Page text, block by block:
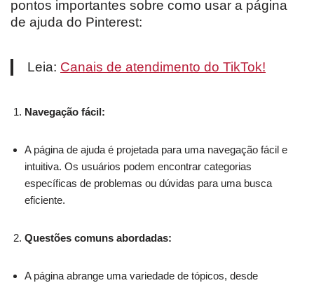
pontos importantes sobre como usar a página
de ajuda do Pinterest:
Leia: Canais de atendimento do TikTok!
Navegação fácil:
A página de ajuda é projetada para uma navegação fácil e
intuitiva. Os usuários podem encontrar categorias
específicas de problemas ou dúvidas para uma busca
eficiente.
Questões comuns abordadas:
A página abrange uma variedade de tópicos, desde